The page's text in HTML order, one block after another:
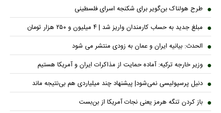
طرح هولناک بن‌گویر برای شکنجه اسرای فلسطینی
مبلغ جدید به حساب کارمندان واریز شد | ۴ میلیون و ۲۵۰ هزار تومان
الحدث: بیانیه ایران و عمان به زودی منتشر می شود
وزیر خارجه ترکیه: آماده حمایت از مذاکرات ایران و آمریکا هستیم
دنیل پرسپولیسی نمی‌شود| پیشنهاد چند میلیاردی هم بی‌نتیجه ماند
باز کردن تنگه هرمز یعنی نجات آمریکا از بن‌بست